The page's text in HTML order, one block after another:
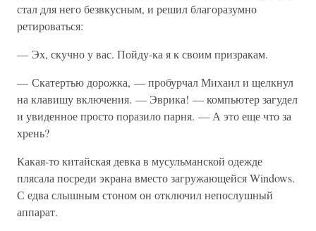
стал для него безвкусным, и решил благоразумно
ретироваться:
— Эх, скучно у вас. Пойду-ка я к своим призракам.
— Скатертью дорожка, — пробурчал Михаил и щелкнул
на клавишу включения. — Эврика! — компьютер загудел
и увиденное просто поразило парня. — А это еще что за
хрень?
Какая-то китайская девка в мусульманской одежде
плясала посреди экрана вместо загружающейся Windows.
С едва слышным стоном он отключил непослушный
аппарат.